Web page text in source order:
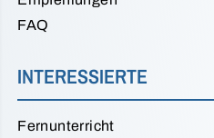
FAQ
INTERESSIERTE
Fernunterricht